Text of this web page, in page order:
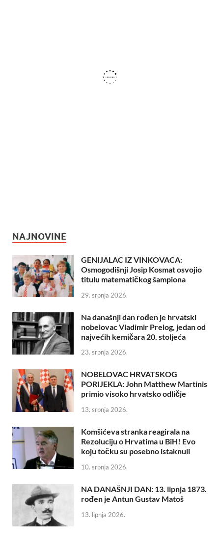
NAJNOVINE
GENIJALAC IZ VINKOVACA:
Osmogodišnji Josip Kosmat osvojio
titulu matematičkog šampiona
29. srpnja 2026.
Na današnji dan rođen je hrvatski
nobelovac Vladimir Prelog, jedan od
najvećih kemičara 20. stoljeća
23. srpnja 2026.
NOBELOVAC HRVATSKOG
PORIJEKLA: John Matthew Martinis
primio visoko hrvatsko odličje
13. srpnja 2026.
Komšićeva stranka reagirala na
Rezoluciju o Hrvatima u BiH! Evo
koju točku su posebno istaknuli
10. srpnja 2026.
NA DANAŠNJI DAN: 13. lipnja 1873.
rođen je Antun Gustav Matoš
13. lipnja 2026.